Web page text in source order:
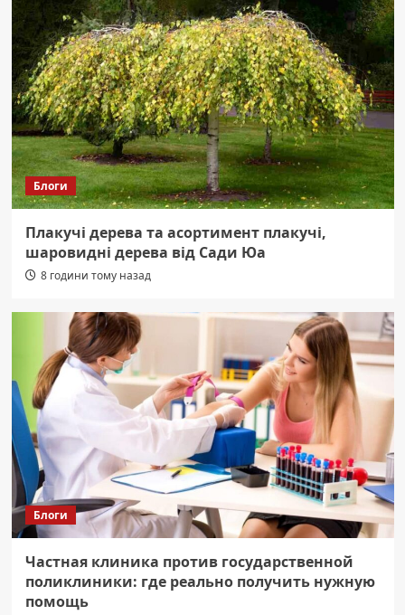
Блоги
Плакучі дерева та асортимент плакучі,
шаровидні дерева від Сади Юа
8 години тому назад
Блоги
Частная клиника против государственной
поликлиники: где реально получить нужную
помощь